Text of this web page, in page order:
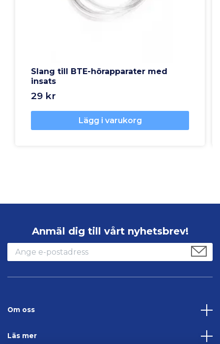
Slang till BTE-hörapparater med
insats
29 kr
Lägg i varukorg
Anmäl dig till vårt nyhetsbrev!
Om oss
Läs mer